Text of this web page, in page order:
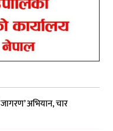
जागरण’ अभियान, चार